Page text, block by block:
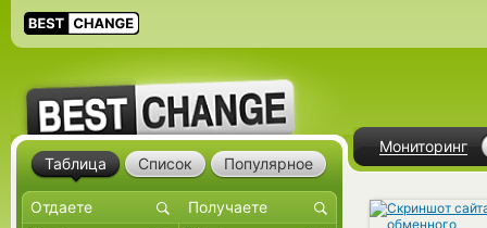
Мониторинг
Таблица Список Популярное